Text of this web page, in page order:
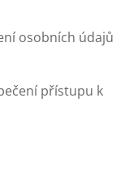
osobních údajů
přístupu k